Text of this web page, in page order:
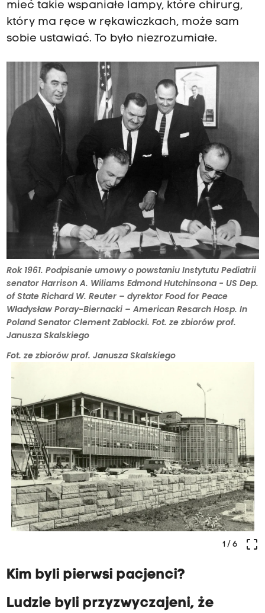
mieć takie wspaniałe lampy, które chirurg,
który ma ręce w rękawiczkach, może sam
sobie ustawiać. To było niezrozumiałe.
Rok 1961. Podpisanie umowy o powstaniu Instytutu Pediatrii
senator Harrison A. Wiliams Edmond Hutchinsona - US Dep.
of State Richard W. Reuter – dyrektor Food for Peace
Władysław Poray-Biernacki – American Resarch Hosp. In
Poland Senator Clement Zablocki. Fot. ze zbiorów prof.
Janusza Skalskiego
Fot. ze zbiorów prof. Janusza Skalskiego
crop_free
1 / 6
Kim byli pierwsi pacjenci?
Ludzie byli przyzwyczajeni, że